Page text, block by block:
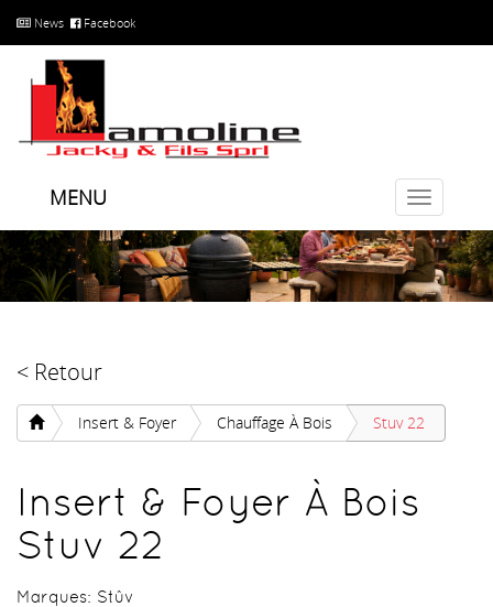
News Facebook
Toggle
MENU
< Retour
Insert & Foyer Chauffage À Bois Stuv 22
Insert & Foyer À Bois
Stuv 22
Marques: Stûv